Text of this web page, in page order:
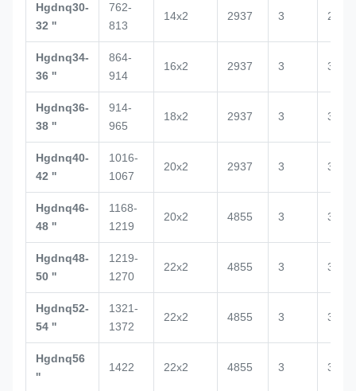
Hgdnq30-
32 ''
762-
813
14x2 2937 3 2938
Hgdnq34-
36 ''
864-
914
16x2 2937 3 3020
Hgdnq36-
38 ''
914-
965
18x2 2937 3 3188
Hgdnq40-
42 ''
1016-
1067
20x2 2937 3 3029
Hgdnq46-
48 ''
1168-
1219
20x2 4855 3 3100
Hgdnq48-
50 ''
1219-
1270
22x2 4855 3 3517
Hgdnq52-
54 ''
1321-
1372
22x2 4855 3 3520
Hgdnq56
''
1422 22x2 4855 3 3500